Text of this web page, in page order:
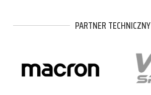
PARTNER TECHNICZNY